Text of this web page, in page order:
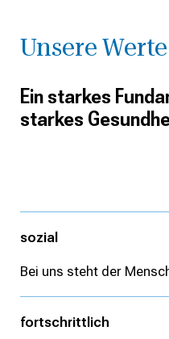
Unsere Werte
Ein starkes
starkes
sozial
Bei uns steht der
fortschrittlich